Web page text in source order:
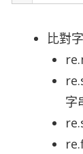
比對
字